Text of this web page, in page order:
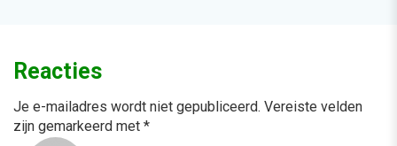
Reacties
Je e-mailadres wordt niet gepubliceerd. Vereiste velden
zijn gemarkeerd met *